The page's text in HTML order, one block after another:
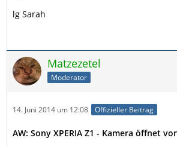
lg Sarah
Matzezetel
Moderator
14. Juni 2014 um 12:08 Offizieller Beitrag
AW: Sony XPERIA Z1 - Kamera öffnet